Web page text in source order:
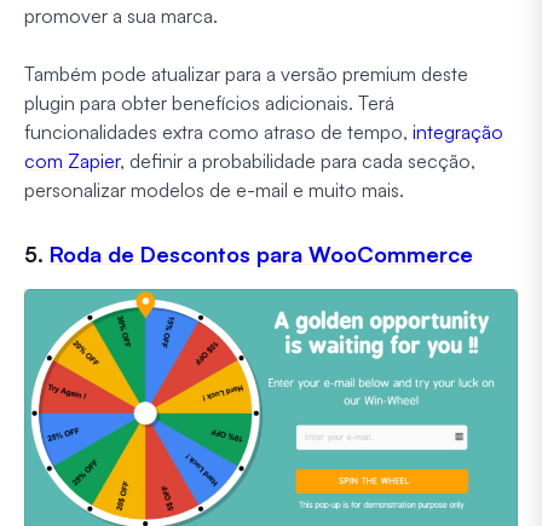
promover a sua marca.
Também pode atualizar para a versão premium deste
plugin para obter benefícios adicionais. Terá
funcionalidades extra como atraso de tempo, integração
com Zapier, definir a probabilidade para cada secção,
personalizar modelos de e-mail e muito mais.
5. Roda de Descontos para WooCommerce